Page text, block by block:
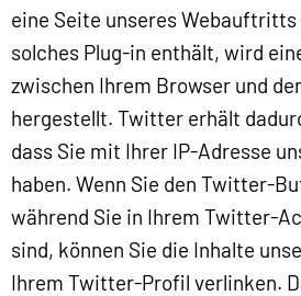
eine Seite unseres
solches Plug-in enthält, wird
zwischen Ihrem Browser und
hergestellt. Twitter erhält
dass Sie mit Ihrer IP-Adresse
haben. Wenn Sie den Twitter-
während Sie in Ihrem Twitter-
sind, können Sie die Inhalte
Ihrem Twitter-Profil verlinken.